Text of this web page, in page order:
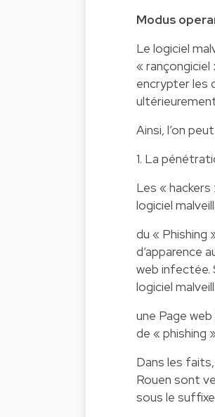
Modus
Le logiciel
«
encrypter les
Ainsi, l’on
1. La
Les «
logiciel
du « Phishing
d’apparence
web infectée.
logiciel
une Page
de « phishing
Dans les
Rouen sont
sous le